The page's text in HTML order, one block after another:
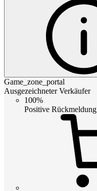
Game_zone_portal
Ausgezeichneter Verkäufer
100%
Positive Rückmeldung